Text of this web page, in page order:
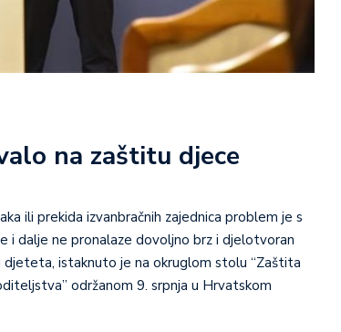
na zaštitu djece
ili prekida izvanbračnih zajednica problem je s
i dalje ne pronalaze dovoljno brz i djelotvoran
istaknuto je na okruglom stolu “Zaštita
održanom 9. srpnja u Hrvatskom